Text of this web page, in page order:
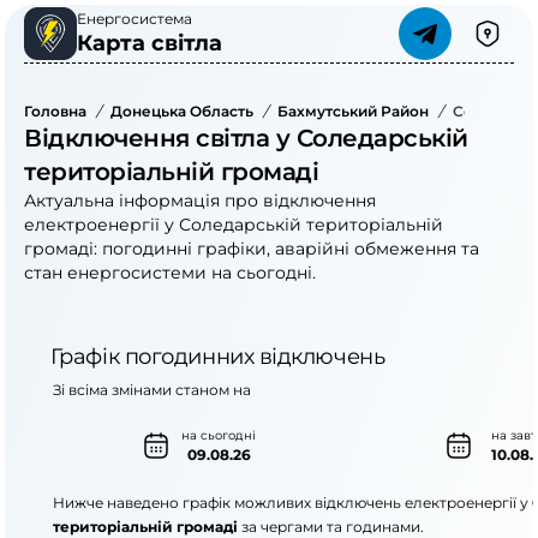
Енергосистема
Карта світла
Головна / Донецька Область / Бахмутський Район /
Відключення світла у Соледарській
територіальній громаді
Актуальна інформація про відключення
електроенергії у Соледарській територіальній
громаді: погодинні графіки, аварійні обмеження та
стан енергосистеми на сьогодні.
Графік погодинних відключень
на сьогодні
09.08.26
на
Зі всіма змінами станом на
Нижче наведено графік можливих відключень електроенергії у
територіальній громаді за чергами та годинами.